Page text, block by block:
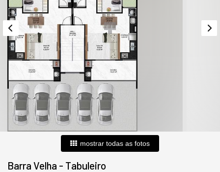
mostrar todas as fotos
Barra Velha - Tabuleiro